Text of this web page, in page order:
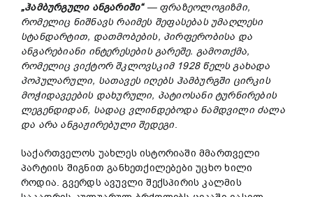
„ჰამბურგული ანგარიში“ — ფრაზეოლოგიზმი,
რომელიც ნიშნავს რაიმეს შეფასებას უმაღლესი
სტანდარტით, დათმობების, პირფერობისა და
ანგარებიანი ინტერესების გარეშე. გამოთქმა,
რომელიც ვიქტორ შკლოვსკიმ1928 წელს გახადა
პოპულარული, სათავეს იღებს ჰამბურგში ცირკის
მოჭიდავეების დახურული, პატიოსანი ტურნირების
ლეგენდიდან, სადაც ვლინდებოდა ნამდვილი ძალა
და არა ანგაჟირებული შედეგი.
საქართველოს უახლეს ისტორიაში მმართველი
პარტიის შიგნით განხეთქილებები უცხო ხილი
როდია. გვერდს ავუვლი შექსპირის კალმის